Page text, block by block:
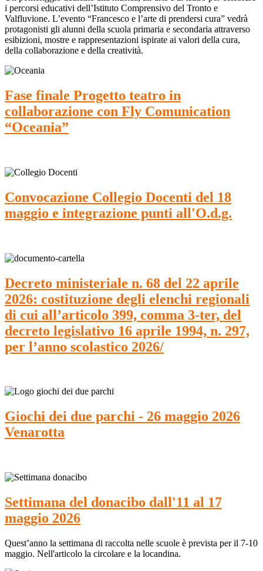
i percorsi educativi dell’Istituto Comprensivo del Tronto e
Valfluvione. L’evento “Francesco e l’arte di prendersi cura” vedrà
protagonisti gli alunni della scuola primaria e secondaria attraverso
esibizioni, mostre e rappresentazioni ispirate ai valori della cura,
della collaborazione e della creatività.
Fase finale Progetto teatro in
collaborazione con Fly Comunication
“Oceania”
Convocazione Collegio Docenti del 18
maggio e integrazione punti all'O.d.g.
Decreto ministeriale n. 68 del 22 aprile
2026: costituzione degli elenchi regionali
di cui all’articolo 399, comma 3-ter, del
decreto legislativo 16 aprile 1994, n. 297,
per l’anno scolastico 2026/
Giochi dei due parchi - 26 maggio 2026
Venarotta
Settimana del donacibo dall'11 al 17
maggio 2026
Quest’anno la settimana di raccolta nelle scuole è prevista per il 7-10
maggio. Nell'articolo la circolare e la locandina.